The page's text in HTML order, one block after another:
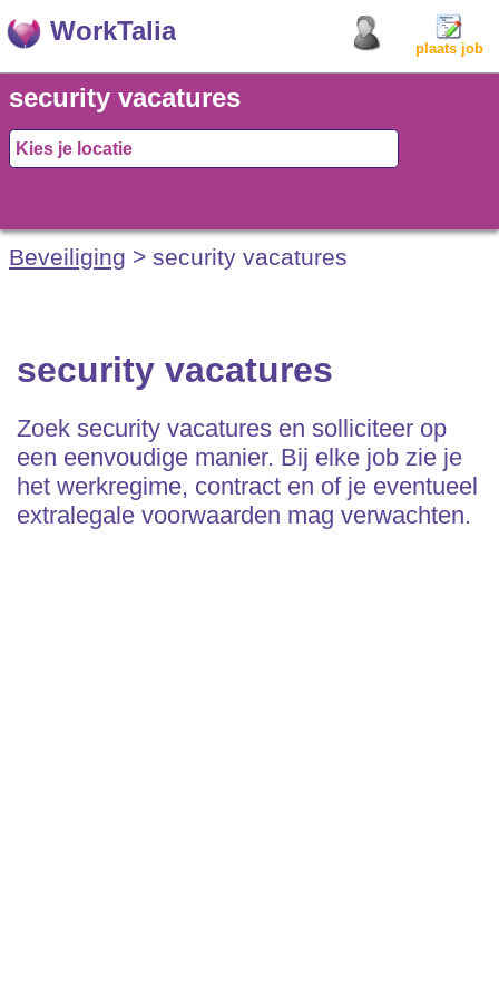
WorkTalia
plaats job
security vacatures
Beveiliging > security vacatures
security vacatures
Zoek security vacatures en solliciteer op
een eenvoudige manier. Bij elke job zie je
het werkregime, contract en of je eventueel
extralegale voorwaarden mag verwachten.